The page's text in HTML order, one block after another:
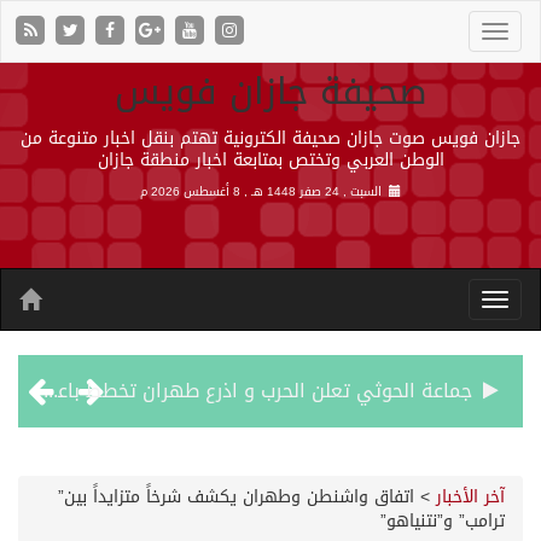
صحيفة جازان فويس
جازان فويس صوت جازان صحيفة الكترونية تهتم بنقل اخبار متنوعة من
الوطن العربي وتختص بمتابعة اخبار منطقة جازان
السبت , 24 صفر 1448 هـ , 8 أغسطس 2026 م
جماعة الحوثي تعلن الحرب و اذرع طهران تخطط باعمال ارهابية واسعة تطال دول الشرق الاوسط
آخر الأخبار> اتفاق واشنطن وطهران يكشف شرخاً متزايداً بين”
ترامب” و”نتنياهو”